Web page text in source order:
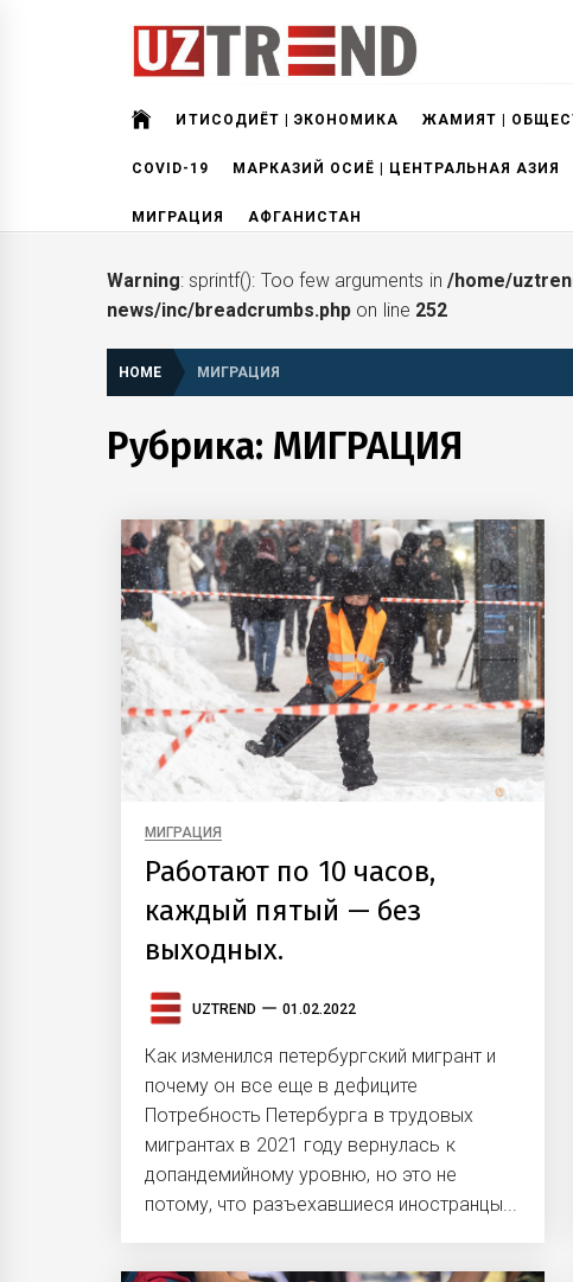
uztrend
ИҚТИСОДИЁТ | ЭКОНОМИКА ЖАМИЯТ |
COVID-19 МАРКАЗИЙ ОСИЁ | ЦЕНТРАЛЬНАЯ АЗИЯ
МИГРАЦИЯ АФГАНИСТАН
Warning: sprintf(): Too few arguments in /home/
news/inc/breadcrumbs.php on line 252
HOME МИГРАЦИЯ
Рубрика: МИГРАЦИЯ
МИГРАЦИЯ
Работают по 10 часов,
каждый пятый — без
выходных.
UZTREND 01.02.2022
Как изменился петербургский мигрант и
почему он все еще в дефиците
Потребность Петербурга в трудовых
мигрантах в 2021 году вернулась к
допандемийному уровню, но это не
потому, что разъехавшиеся иностранцы...